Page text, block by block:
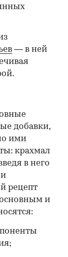
— в ней
добавки,
ими
крахмал
в него
рецепт
основным и